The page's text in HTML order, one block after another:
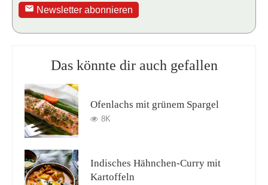
Newsletter abonnieren
Das könnte dir auch gefallen
Ofenlachs mit grünem Spargel
8K
Indisches Hähnchen-Curry mit
Kartoffeln